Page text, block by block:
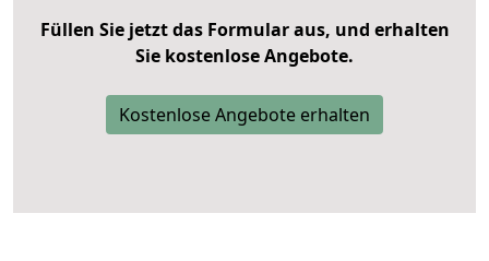
Füllen Sie jetzt das Formular aus, und erhalten
Sie kostenlose Angebote.
Kostenlose Angebote erhalten